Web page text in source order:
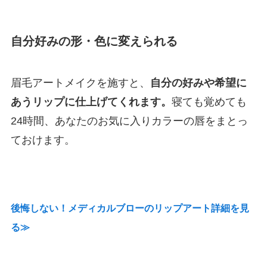
自分好みの形・色に変えられる
眉毛アートメイクを施すと、
自分の好みや希望に
あうリップに仕上げてくれます。 寝ても覚めても
24時間、あなたのお気に入りカラーの唇をまとっ
ておけます。
後悔しない！メディカルブローのリップアート詳細を見
る≫